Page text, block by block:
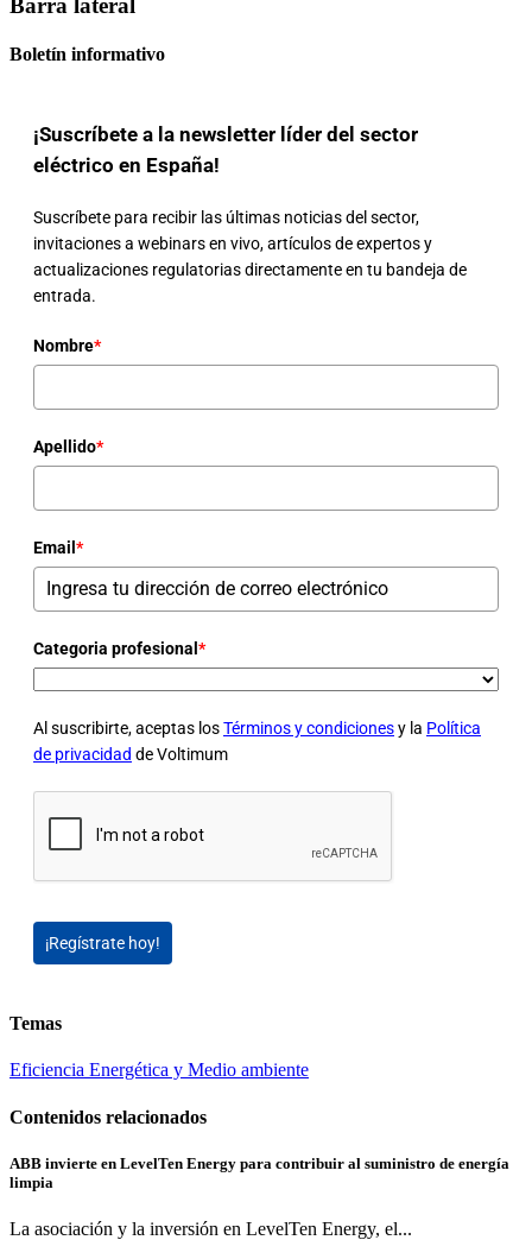
Boletín informativo
¡Suscríbete a la newsletter líder del sector
eléctrico en España!
Suscríbete para recibir las últimas noticias del sector,
invitaciones a webinars en vivo, artículos de expertos y
actualizaciones regulatorias directamente en tu bandeja de
entrada.
Nombre*
Apellido*
Email *
Categoria profesional *
Al suscribirte, aceptas losTérminos y condicionesy la Política
de privacidad de Voltimum
¡Regístrate hoy!
Temas
Eficiencia Energética y Medio ambiente
Contenidos relacionados
ABB invierte en LevelTen Energy para contribuir al suministro de energía
limpia
La asociación y la inversión en LevelTen Energy, el...